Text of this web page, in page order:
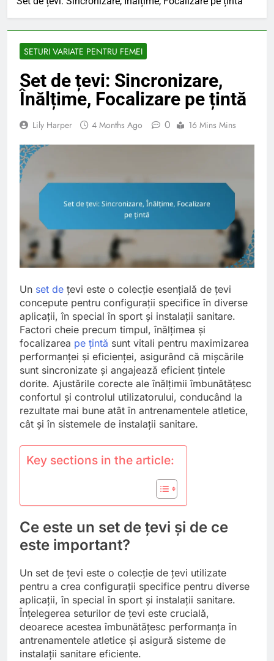
SETURI VARIATE PENTRU FEMEI
Set de țevi: Sincronizare,
Înălțime, Focalizare pe țintă
Lily Harper 4 Months Ago 0 16 Mins Mins
Un set de țevi este o colecție esențială de țevi
concepute pentru configurații specifice în diverse
aplicații, în special în sport și instalații sanitare.
Factori cheie precum timpul, înălțimea și
focalizarea pe țintă sunt vitali pentru maximizarea
performanței și eficienței, asigurând că mișcările
sunt sincronizate și angajează eficient țintele
dorite. Ajustările corecte ale înălțimii îmbunătățesc
confortul și controlul utilizatorului, conducând la
rezultate mai bune atât în antrenamentele atletice,
cât și în sistemele de instalații sanitare.
Key sections in the article:
Ce este un set de țevi și de ce
este important?
Un set de țevi este o colecție de țevi utilizate
pentru a crea configurații specifice pentru diverse
aplicații, în special în sport și instalații sanitare.
Înțelegerea seturilor de țevi este crucială,
deoarece acestea îmbunătățesc performanța în
antrenamentele atletice și asigură sisteme de
instalații sanitare eficiente.